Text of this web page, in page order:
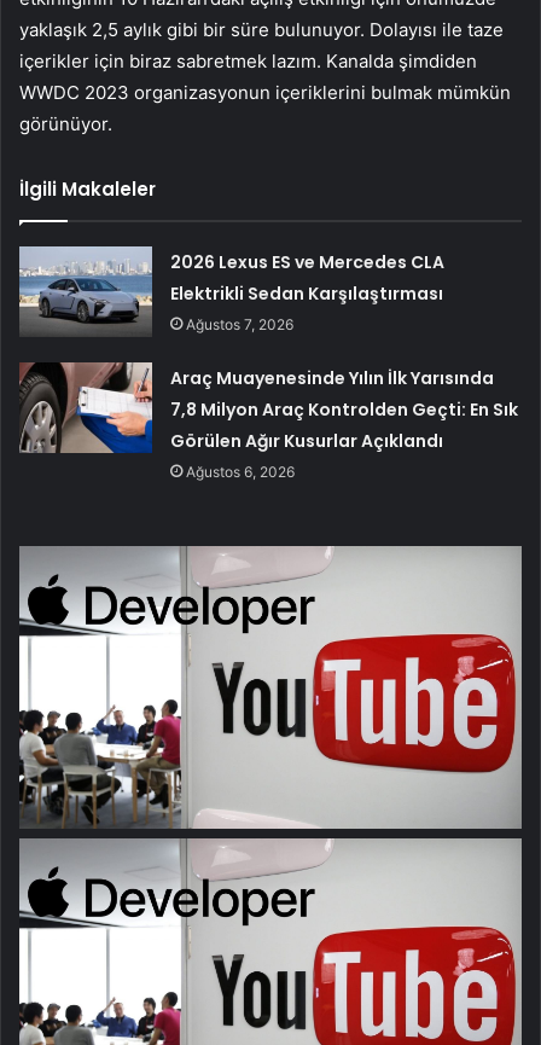
yaklaşık 2,5 aylık gibi bir süre bulunuyor. Dolayısı ile taze
içerikler için biraz sabretmek lazım. Kanalda şimdiden
WWDC 2023 organizasyonun içeriklerini bulmak mümkün
görünüyor.
İlgili Makaleler
2026 Lexus ES ve Mercedes CLA
Elektrikli Sedan Karşılaştırması
Ağustos 7, 2026
Araç Muayenesinde Yılın İlk Yarısında
7,8 Milyon Araç Kontrolden Geçti: En Sık
Görülen Ağır Kusurlar Açıklandı
Ağustos 6, 2026